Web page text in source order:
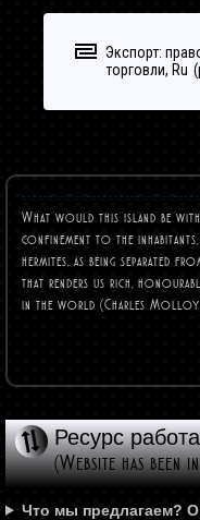
Экспорт:
торговли, Ru
What would this island be
confinement to the
hermites, as being separated
that renders us rich,
in the world (Charles
Ресурс
(Website has been
Что мы предлагаем? О